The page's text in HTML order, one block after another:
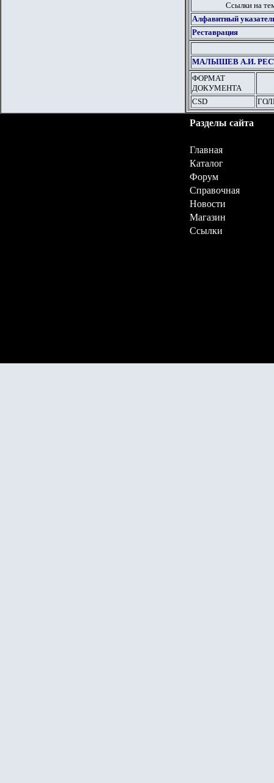
Ссылки на
Алфавитный
Реставрация
МАЛЫШЕВ А.И.
ФОРМАТ
ДОКУМЕНТА
CSD
Разделы сайта
Главная
Каталог
Форум
Справочная
Новости
Магазин
Ссылки